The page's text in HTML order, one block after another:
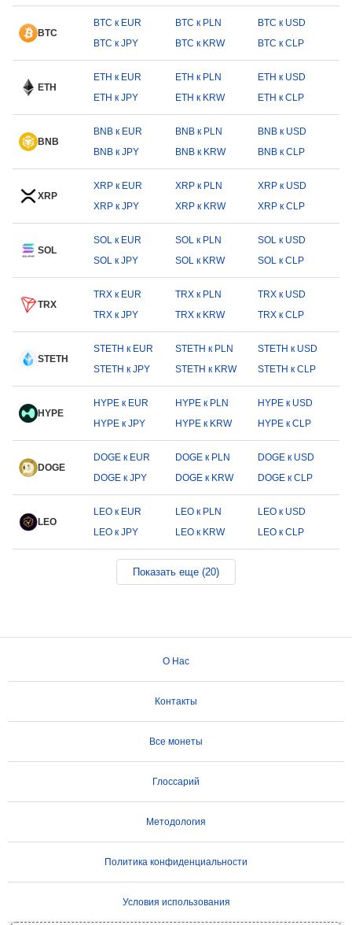
BTC
BTC к EUR BTC к PLN
BTC к USD
BTC к JPY
BTC к KRW BTC к CLP
ETH
ETH к EUR ETH к PLN
ETH к USD
ETH к JPY
ETH к KRW ETH к CLP
BNB
BNB к EUR BNB к PLN
BNB к USD
BNB к JPY
BNB к KRW BNB к CLP
XRP
XRP к EUR XRP к PLN
XRP к USD
XRP к JPY
XRP к KRW XRP к CLP
SOL
SOL к EUR SOL к PLN
SOL к USD
SOL к JPY
SOL к KRW SOL к CLP
TRX
TRX к EUR TRX к PLN
TRX к USD
TRX к JPY
TRX к KRW TRX к CLP
STETH
STETH к EUR STETH к PLN
STETH к USD
STETH к JPY
STETH к KRW STETH к CLP
HYPE
HYPE к EUR HYPE к PLN
HYPE к USD
HYPE к JPY
HYPE к KRW HYPE к CLP
DOGE
DOGE к EUR DOGE к PLN
DOGE к USD
DOGE к JPY
DOGE к KRW DOGE к CLP
LEO
LEO к EUR LEO к PLN
LEO к USD
LEO к JPY
LEO к KRW LEO к CLP
Показать еще (20)
О Нас
Контакты
Все монеты
Глоссарий
Методология
Политика конфиденциальности
Условия использования